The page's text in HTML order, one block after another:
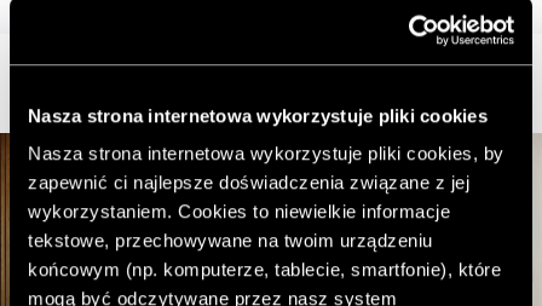
Nasza strona internetowa wykorzystuje pliki cookies
Nasza strona internetowa wykorzystuje pliki cookies, by
zapewnić ci najlepsze doświadczenia związane z jej
wykorzystaniem. Cookies to niewielkie informacje
tekstowe, przechowywane na twoim urządzeniu
końcowym (np. komputerze, tablecie, smartfonie), które
mogą być odczytywane przez nasz system